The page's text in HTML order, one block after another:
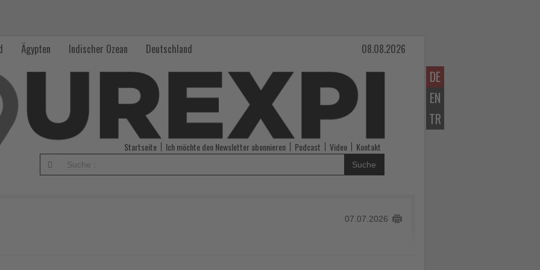
DE
EN
TR
Ägypten Indischer Ozean Deutschland 08.08.2026
Startseite Ich möchte den Newsletter abonnieren Podcast Video Kontakt
Suche
07.07.2026